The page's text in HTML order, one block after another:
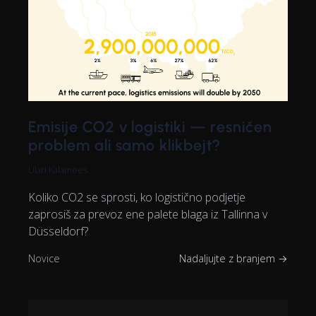
Emisije CO2 v logistiki — resničen
problem ali samo klikbejt?
Ülari Kalamees
Koliko CO2 se sprosti, ko logistično podjetje
zaprosiš za prevoz ene palete blaga iz Tallinna v
Düsseldorf?
Novice Nadaljujte z branjem →